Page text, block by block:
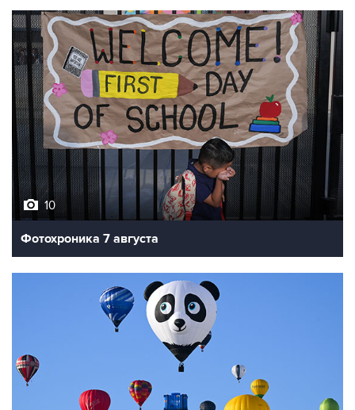
10
Фотохроника 7 августа